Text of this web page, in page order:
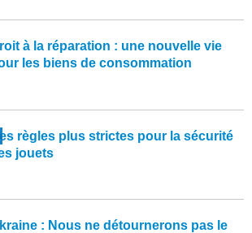
à la réparation : une nouvelle vie
les biens de consommation
règles plus strictes pour la sécurité
jouets
: Nous ne détournerons pas le